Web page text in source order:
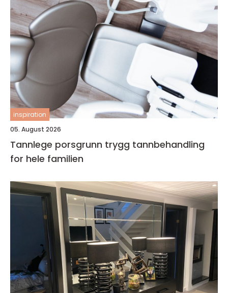
inspiration
05. August 2026
Tannlege porsgrunn trygg tannbehandling
for hele familien